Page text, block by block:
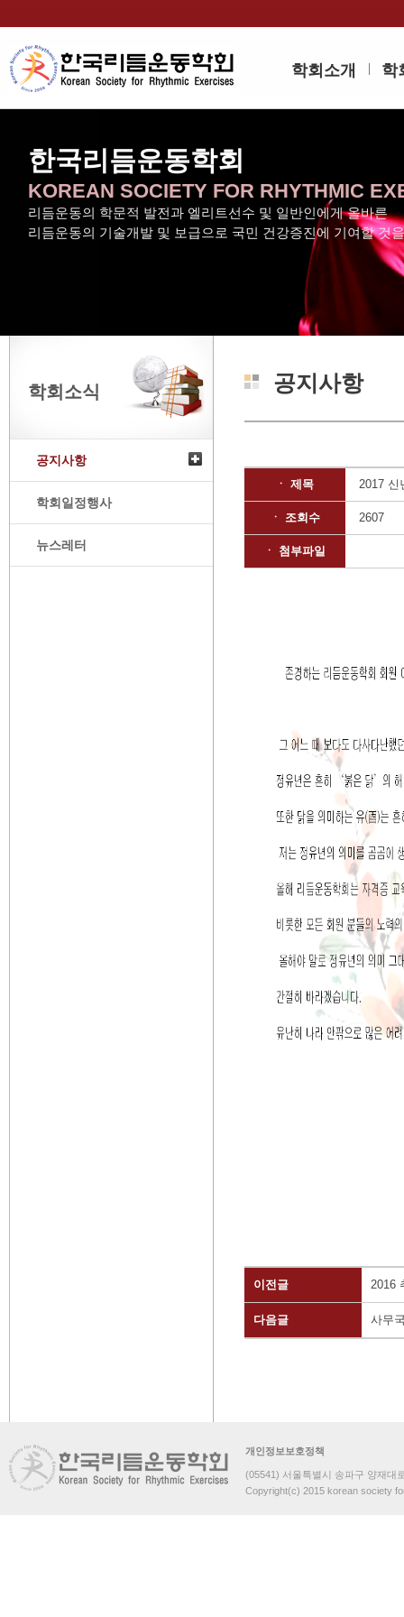
학회소개 학
한국리듬운동학회
KOREAN SOCIETY FOR RHYTHMIC
리듬운동의 학문적 발전과 엘리트선수 및 일반인에게 올바른
리듬운동의 기술개발 및 보급으로 국민 건강증진에 기여할 것
학회소식
공지사항
학회일정행사
뉴스레터
공지사항
ㆍ 제목 2017 신
ㆍ 조회수 2607
ㆍ 첨부파일
이전글 2016
다음글 사무
개인정보보호정책
(05541) 서울특별시 송파구 양재대
Copyright(c) 2015 korean society